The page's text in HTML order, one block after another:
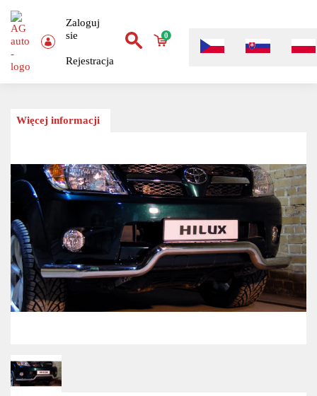
Zaloguj
sie
Rejestracja
0
Więcej informacji